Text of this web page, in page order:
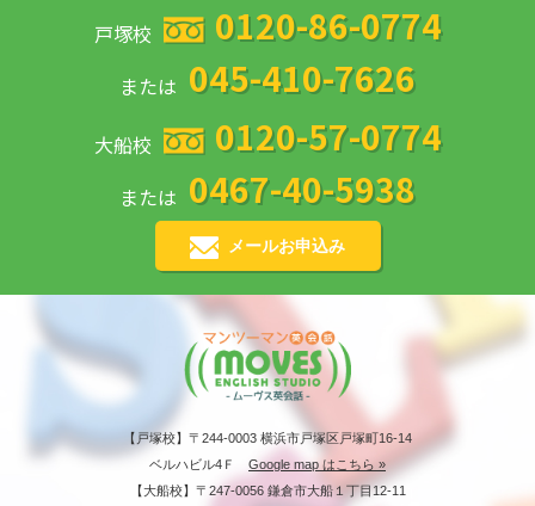
戸塚校 0120-86-0774
または 045-410-7626
大船校 0120-57-0774
または 0467-40-5938
メールお申込み
【戸塚校】〒244-0003 横浜市戸塚区戸塚町16-14
ベルハビル4Ｆ Google map はこちら »
【大船校】〒247-0056 鎌倉市大船１丁目12-11